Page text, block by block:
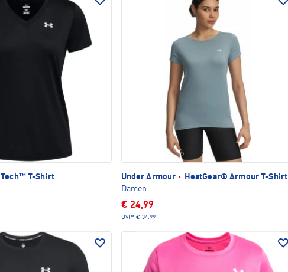
Tech™ T-Shirt
Under Armour ·
HeatGear® Armour T-Shirt
Damen
€ 24,99
UVP* € 34,99